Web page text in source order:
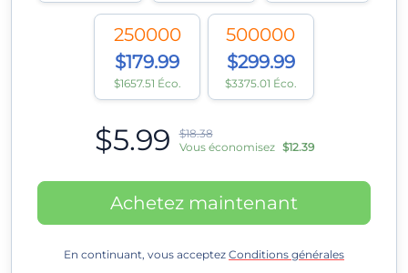
250000
$179.99
$1657.51 Éco.
500000
$299.99
$3375.01 Éco.
$5.99
$18.38
Vous économisez $12.39
Achetez maintenant
En continuant, vous acceptez Conditions générales